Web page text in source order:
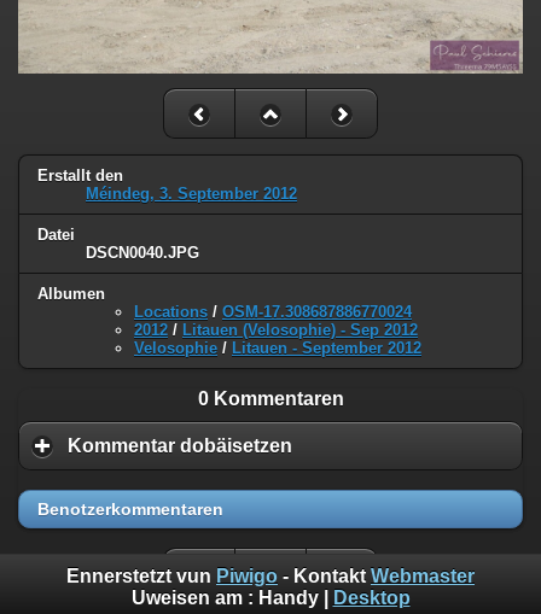
Erstallt den
Méindeg, 3. September 2012
Datei
DSCN0040.JPG
Albumen
Locations / OSM-17.308687886770024
2012 / Litauen (Velosophie) - Sep 2012
Velosophie / Litauen - September 2012
0 Kommentaren
Kommentar dobäisetzen
Benotzerkommentaren
Ennerstetzt vun Piwigo - Kontakt Webmaster
Uweisen am : Handy| Desktop